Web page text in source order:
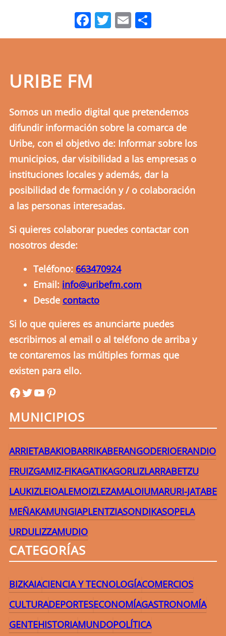
Facebook
Twitter
Email
URIBE FM
Somos un medio digital que pretendemos
difundir información sobre la comarca de
Uribe, con el objetivo de: Informar sobre los
municipios, dar visibilidad a las empresas o
instituciones locales y además, dar la
posibilidad de formación y / o colaboración
a las personas interesadas.
Si quieres colaborar puedes contactar con
nosotros desde:
Teléfono: 663470924
Email: info@uribefm.com
Desde contacto
Si lo que quieres es anunciarte puedes
escribirnos al email o al teléfono de arriba y
te contaremos las múltiples formas que
existen para ello.
uribefmuribefmYouTube Pinterest
MUNICIPIOS
ARRIETABAKIOBARRIKABERANGODERIOERANDIO
FRUIZGAMIZ-FIKAGATIKAGORLIZLARRABETZU
LAUKIZLEIOALEMOIZLEZAMALOIUMARURI-JATABE
MEÑAKAMUNGIAPLENTZIASONDIKASOPELA
URDULIZZAMUDIO
CATEGORÍAS
BIZKAIACIENCIA Y TECNOLOGÍACOMERCIOS
CULTURADEPORTESECONOMÍAGASTRONOMÍA
GENTEHISTORIAMUNDOPOLÍTICA